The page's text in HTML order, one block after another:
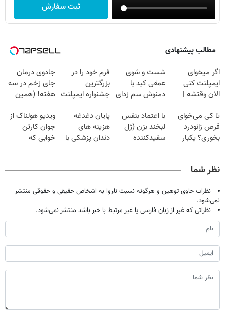
ثبت سفارش
مطالب پیشنهادی
اگر میخوای
ایمپلنت کنی
الان وقتشه |
میلیون تومان!!!
شست و شوی
عمقی کبد با
دمنوش سم زدای
فرم خود را در
بزرگترین
جشنواره ایمپلنت
فقط ۲۵ میلیون
جادوی درمان
جای زخم در سه
هفته! (همین
صحبت کنید)
تا کی می‌خوای
قرص زانودرد
بخوری؟ یکبار
با اعتماد بنفس
لبخند بزن (ژل
سفیدکننده
پایان دغدغه
هزینه های
دندان پزشکی با
ویدیو هولناک از
جوان کارتن
خوابی که
نظر شما
نظرات حاوی توهین و هرگونه نسبت ناروا به اشخاص حقیقی و حقوقی منتشر
نمی‌شود.
نظراتی که غیر از زبان فارسی یا غیر مرتبط با خبر باشد منتشر نمی‌شود.